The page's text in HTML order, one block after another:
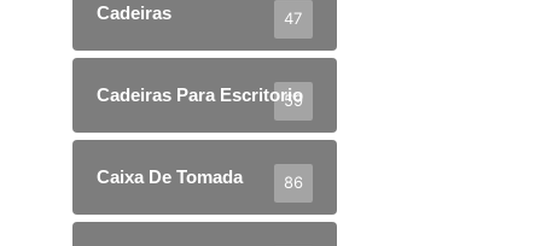
Cadeiras 47
Cadeiras Para Escritorio
59
Caixa De Tomada 86